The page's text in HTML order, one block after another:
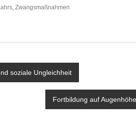
, Zwangsmaßnahmen
soziale Ungleichheit
Fortbildung auf